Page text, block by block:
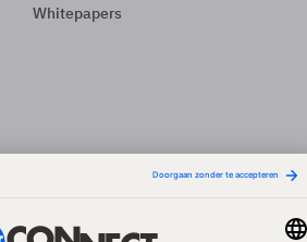
Whitepapers